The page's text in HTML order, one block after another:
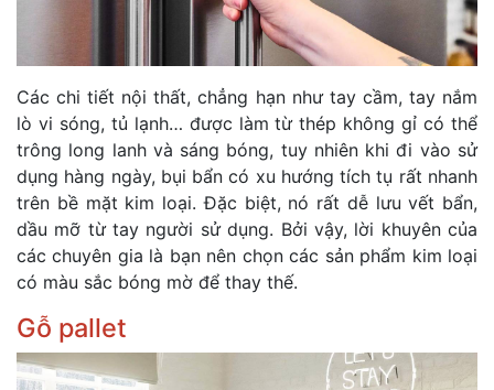
Các chi tiết nội thất, chẳng hạn như tay cầm, tay nắm
lò vi sóng, tủ lạnh… được làm từ thép không gỉ có thể
trông long lanh và sáng bóng, tuy nhiên khi đi vào sử
dụng hàng ngày, bụi bẩn có xu hướng tích tụ rất nhanh
trên bề mặt kim loại. Đặc biệt, nó rất dễ lưu vết bẩn,
dầu mỡ từ tay người sử dụng. Bởi vậy, lời khuyên của
các chuyên gia là bạn nên chọn các sản phẩm kim loại
có màu sắc bóng mờ để thay thế.
Gỗ pallet